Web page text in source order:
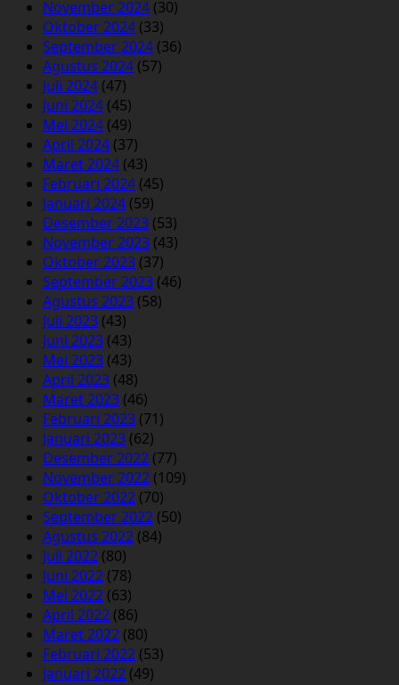
November 2024 (30)
Oktober 2024 (33)
September 2024 (36)
Agustus 2024 (57)
Juli 2024 (47)
Juni 2024 (45)
Mei 2024 (49)
April 2024 (37)
Maret 2024 (43)
Februari 2024 (45)
Januari 2024 (59)
Desember 2023 (53)
November 2023 (43)
Oktober 2023 (37)
September 2023 (46)
Agustus 2023 (58)
Juli 2023 (43)
Juni 2023 (43)
Mei 2023 (43)
April 2023 (48)
Maret 2023 (46)
Februari 2023 (71)
Januari 2023 (62)
Desember 2022 (77)
November 2022 (109)
Oktober 2022 (70)
September 2022 (50)
Agustus 2022 (84)
Juli 2022 (80)
Juni 2022 (78)
Mei 2022 (63)
April 2022 (86)
Maret 2022 (80)
Februari 2022 (53)
Januari 2022 (49)